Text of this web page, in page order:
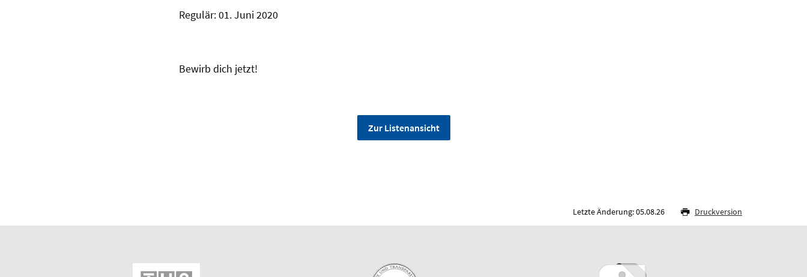
Regulär: 01. Juni 2020
Bewirb dich jetzt!
Zur Listenansicht
Letzte Änderung: 05.08.26 Druckversion